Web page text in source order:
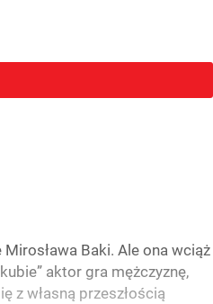
Baki. Ale ona wciąż
aktor gra mężczyznę,
z własną przeszłością